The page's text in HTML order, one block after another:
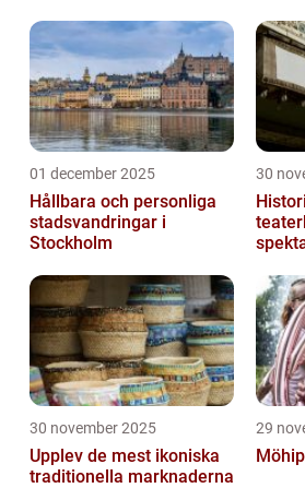
01 december 2025
Hållbara och personliga
stadsvandringar i
Stockholm
30
30 november 2025
Upplev de mest ikoniska
traditionella marknaderna
29